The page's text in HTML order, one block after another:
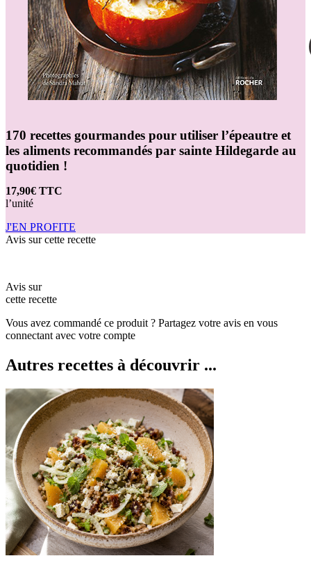
170 recettes gourmandes pour utiliser l’épeautre et
les aliments recommandés par sainte Hildegarde au
quotidien !
17,90€ TTC
l’unité
J'EN PROFITE
Avis sur cette recette
Avis sur
cette recette
Vous avez commandé ce produit ? Partagez votre avis en vous
connectant avec votre compte
Autres recettes à découvrir ...